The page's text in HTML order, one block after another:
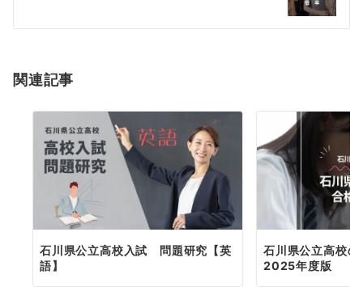
シ
ン
関連記事
石川県公立高校入試 問題研究【英
語】
石川県公立高校
2025年度版